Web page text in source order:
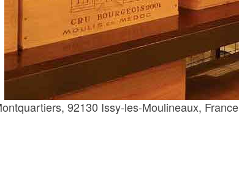
92130 Issy-les-Moulineaux, France